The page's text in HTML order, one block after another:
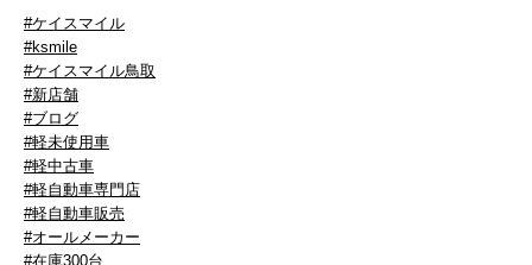
#ケイスマイル
#ksmile
#ケイスマイル鳥取
#新店舗
#ブログ
#軽未使用車
#軽中古車
#軽自動車専門店
#軽自動車販売
#オールメーカー
#在庫300台